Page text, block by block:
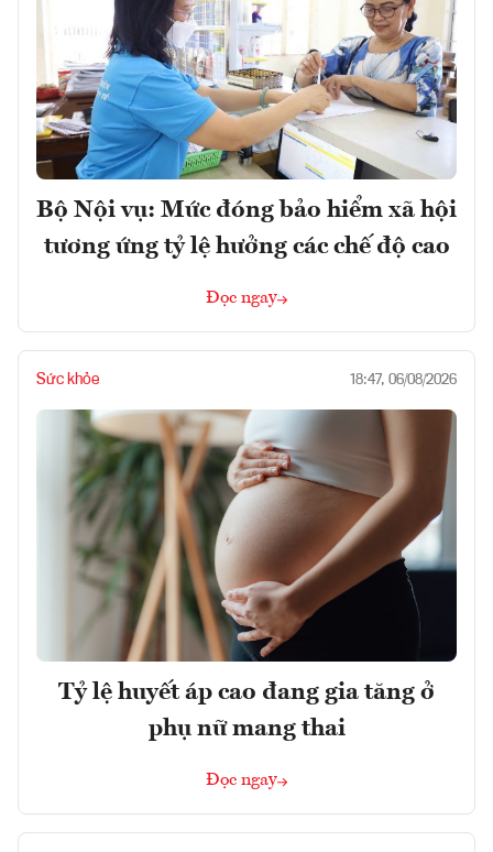
Bộ Nội vụ: Mức đóng bảo hiểm xã hội
tương ứng tỷ lệ hưởng các chế độ cao
Đọc ngay
Sức khỏe 18:47, 06/08/2026
Tỷ lệ huyết áp cao đang gia tăng ở
phụ nữ mang thai
Đọc ngay